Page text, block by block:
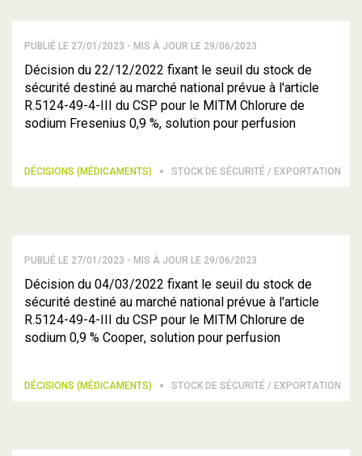
PUBLIÉ LE 27/01/2023 - MIS À JOUR LE 29/06/2023
Décision du 22/12/2022 fixant le seuil du stock de
sécurité destiné au marché national prévue à l'article
R.5124-49-4-III du CSP pour le MITM Chlorure de
sodium Fresenius 0,9 %, solution pour perfusion
DÉCISIONS (MÉDICAMENTS) STOCK DE SÉCURITÉ / EXPORTATION
PUBLIÉ LE 27/01/2023 - MIS À JOUR LE 29/06/2023
Décision du 04/03/2022 fixant le seuil du stock de
sécurité destiné au marché national prévue à l'article
R.5124-49-4-III du CSP pour le MITM Chlorure de
sodium 0,9 % Cooper, solution pour perfusion
DÉCISIONS (MÉDICAMENTS) STOCK DE SÉCURITÉ / EXPORTATION